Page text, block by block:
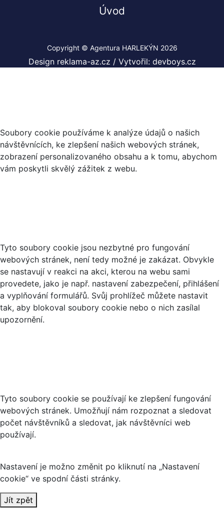
Úvod
Copyright © Agentura HARLEKÝN 2026
Design reklama-az.cz / Vytvořil: devboys.cz
Soubory cookie používáme k analýze údajů o našich
návštěvnících, ke zlepšení našich webových stránek,
zobrazení personalizovaného obsahu a k tomu, abychom
vám poskytli skvělý zážitek z webu.
Tyto soubory cookie jsou nezbytné pro fungování
webových stránek, není tedy možné je zakázat. Obvykle
se nastavují v reakci na akci, kterou na webu sami
provedete, jako je např. nastavení zabezpečení, přihlášení
a vyplňování formulářů. Svůj prohlížeč můžete nastavit
tak, aby blokoval soubory cookie nebo o nich zasílal
upozornění.
Tyto soubory cookie se používají ke zlepšení fungování
webových stránek. Umožňují nám rozpoznat a sledovat
počet návštěvníků a sledovat, jak návštěvníci web
používají.
Nastavení je možno změnit po kliknutí na „Nastavení
cookie“ ve spodní části stránky.
Jít zpět